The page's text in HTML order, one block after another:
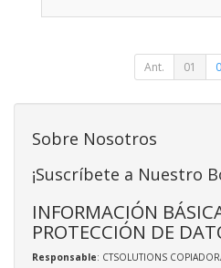
Ant. 01
Sobre Nosotros
¡Suscríbete a Nuestro
INFORMACIÓN
PROTECCIÓN DE
Responsable: CTSOLUTIONS